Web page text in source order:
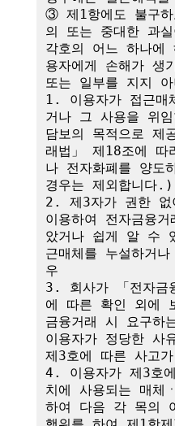
③ 제1항에도 불구
의 또는 중대한 과
각호의 어느 하나에
용자에게 손해가 생
또는 일부를 지지 아
1. 이용자가 접근매
거나 그 사용을 위
담보의 목적으로 제
래법」 제18조에 따
나 전자화폐를 양도
경우는 제외합니다.)
2. 제3자가 권한 없
이용하여 전자금융
았거나 쉽게 알 수
근매체를 누설하거
우
3. 회사가 「전자금
에 따른 확인 외에
금융거래 시 요구하
이용자가 정당한 사
제3호에 따른 사고
4. 이용자가 제3호
치에 사용되는 매체
하여 다음 각 목의